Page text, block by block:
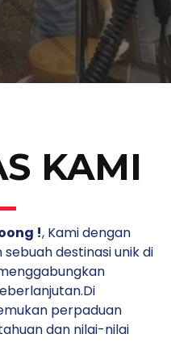
KAMI
!, Kami dengan
destinasi unik di
perpaduan
dan nilai-nilai